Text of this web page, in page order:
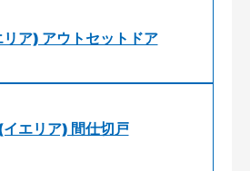
ア) アウトセットドア
エリア) 間仕切戸